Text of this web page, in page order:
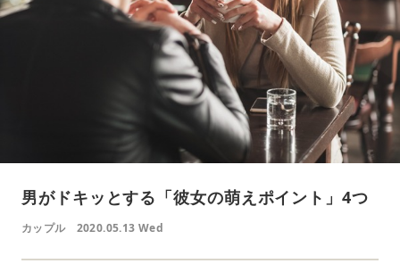
男がドキッとする「彼女の萌えポイント」4つ
カップル 2020.05.13 Wed